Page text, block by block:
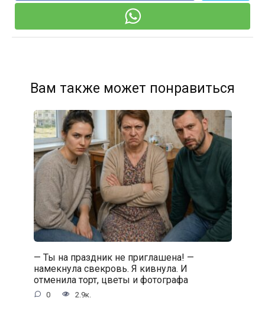
Вам также может понравиться
— Ты на праздник не приглашена! —
намекнула свекровь. Я кивнула. И
отменила торт, цветы и фотографа
0 2.9к.